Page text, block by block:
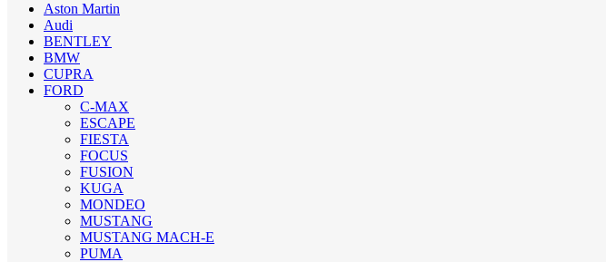
Aston Martin
Audi
BENTLEY
BMW
CUPRA
FORD
C-MAX
ESCAPE
FIESTA
FOCUS
FUSION
KUGA
MONDEO
MUSTANG
MUSTANG MACH-E
PUMA